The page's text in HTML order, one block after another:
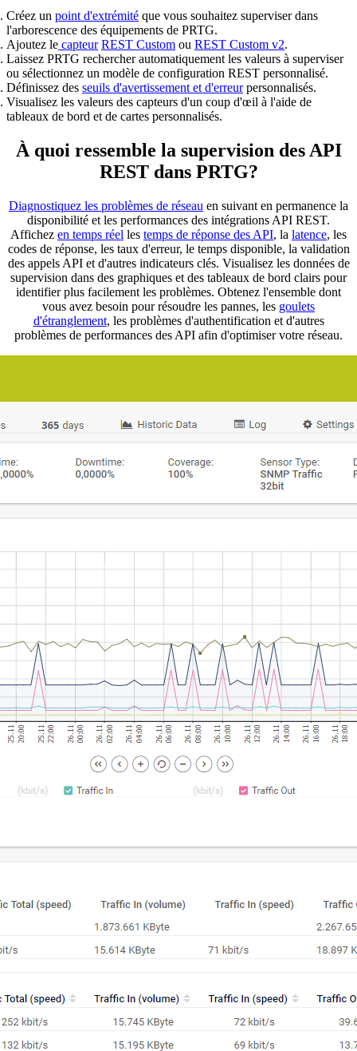
Créez un point d'extrémité que vous souhaitez superviser dans
l'arborescence des équipements de PRTG.
Ajoutez le capteur REST Custom ou REST Custom v2.
Laissez PRTG rechercher automatiquement les valeurs à superviser
ou sélectionnez un modèle de configuration REST personnalisé.
Définissez des seuils d'avertissement et d'erreurpersonnalisés.
Visualisez les valeurs des capteurs d'un coup d'œil à l'aide de
tableaux de bord et de cartes personnalisés.
À quoi ressemble la supervision des API
REST dans PRTG?
Diagnostiquez les problèmes de réseau en suivant en permanence la
disponibilité et les performances des intégrations API REST.
Affichez en temps réel les temps de réponse des API, la latence, les
codes de réponse, les taux d'erreur, le temps disponible, la validation
des appels API et d'autres indicateurs clés. Visualisez les données de
supervision dans des graphiques et des tableaux de bord clairs pour
identifier plus facilement les problèmes. Obtenez l'ensemble dont
vous avez besoin pour résoudre les pannes, les goulets
d'étranglement, les problèmes d'authentification et d'autres
problèmes de performances des API afin d'optimiser votre réseau.